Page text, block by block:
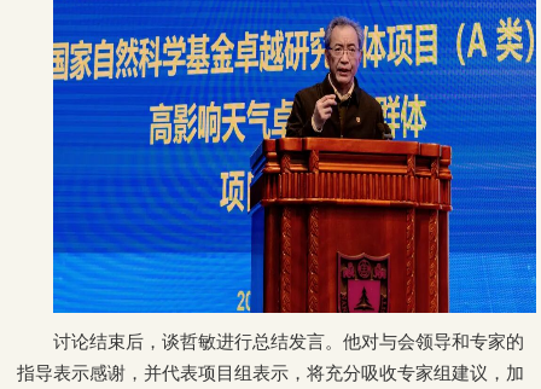
讨论结束后，谈哲敏进行总结发言。他对与会领导和专家的
指导表示感谢，并代表项目组表示，将充分吸收专家组建议，加